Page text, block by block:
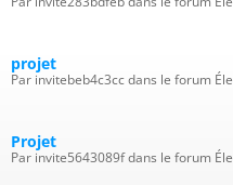
projet
Par invitebeb4c3cc dans le forum
Projet
Par invite5643089f dans le forum